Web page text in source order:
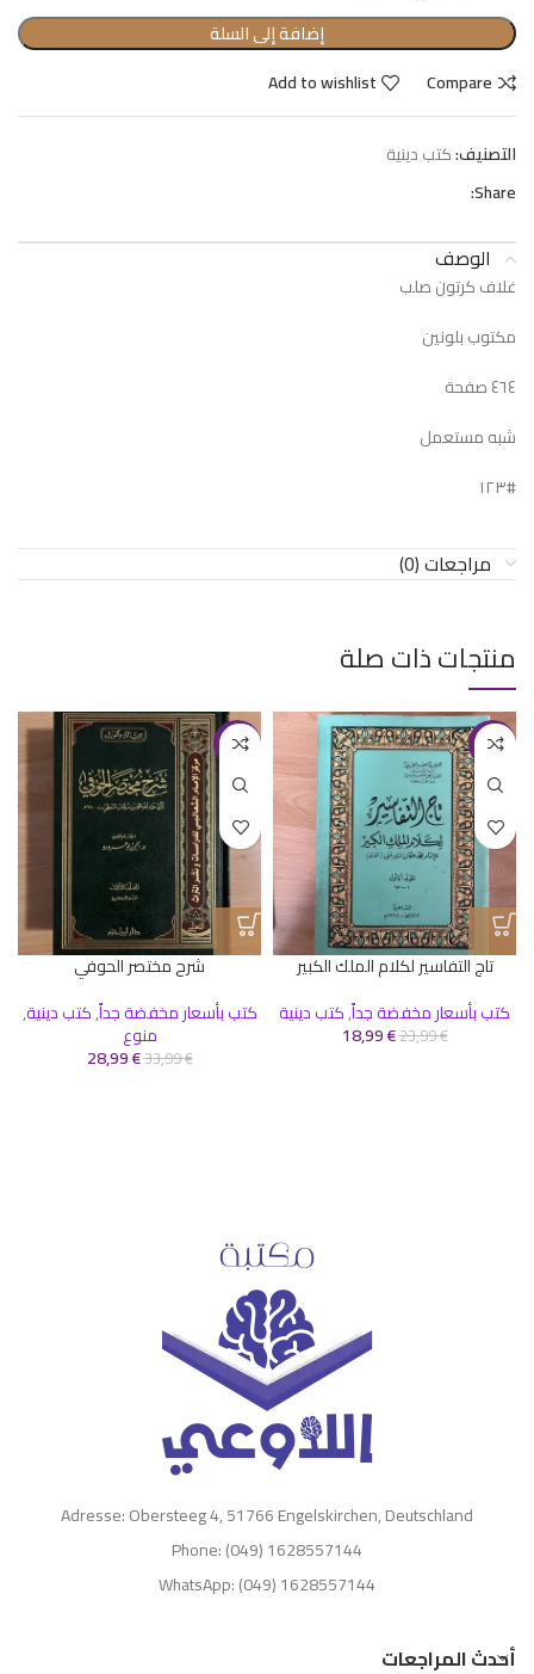
إضافة إلى السلة
Compare
Add to wishlist
التصنيف:كتب دينية
Share:
الوصف
غلاف كرتون صلب
مكتوب بلونين
٤٦٤ صفحة
شبه مستعمل
#١٢٣
مراجعات (0)
منتجات ذات صلة
-21%
تاج التفاسير لكلام الملك الكبير
كتب بأسعار مخفضة جداً,كتب دينية
23,99€
18,99€
-15%
شرح مختصر الحوفي
كتب بأسعار مخفضة جداً,كتب دينية,
منوع
33,99€
28,99€
Adresse: Obersteeg 4, 51766 Engelskirchen, Deutschland
Phone: (049) 1628557144
WhatsApp: (049) 1628557144
أحدث المراجعات